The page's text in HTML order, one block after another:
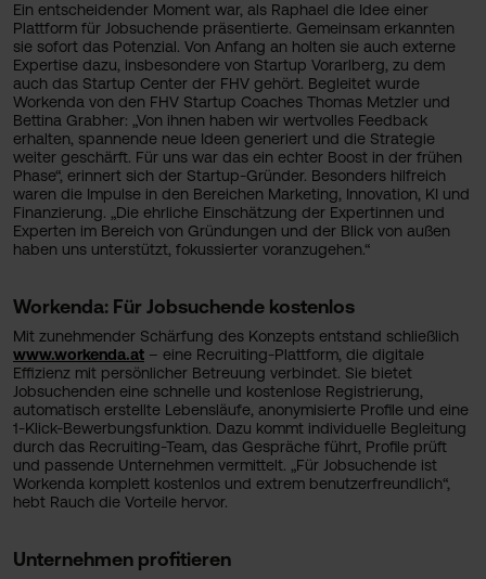
Ein entscheidender Moment war, als Raphael die Idee einer
Plattform für Jobsuchende präsentierte. Gemeinsam erkannten
sie sofort das Potenzial. Von Anfang an holten sie auch externe
Expertise dazu, insbesondere von Startup Vorarlberg, zu dem
auch das Startup Center der FHV gehört. Begleitet wurde
Workenda von den FHV Startup Coaches Thomas Metzler und
Bettina Grabher: „Von ihnen haben wir wertvolles Feedback
erhalten, spannende neue Ideen generiert und die Strategie
weiter geschärft. Für uns war das ein echter Boost in der frühen
Phase“, erinnert sich der Startup-Gründer. Besonders hilfreich
waren die Impulse in den Bereichen Marketing, Innovation, KI und
Finanzierung. „Die ehrliche Einschätzung der Expertinnen und
Experten im Bereich von Gründungen und der Blick von außen
haben uns unterstützt, fokussierter voranzugehen.“
Workenda: Für Jobsuchende kostenlos
Mit zunehmender Schärfung des Konzepts entstand schließlich
www.workenda.at – eine Recruiting-Plattform, die digitale
Effizienz mit persönlicher Betreuung verbindet. Sie bietet
Jobsuchenden eine schnelle und kostenlose Registrierung,
automatisch erstellte Lebensläufe, anonymisierte Profile und eine
1-Klick-Bewerbungsfunktion. Dazu kommt individuelle Begleitung
durch das Recruiting-Team, das Gespräche führt, Profile prüft
und passende Unternehmen vermittelt. „Für Jobsuchende ist
Workenda komplett kostenlos und extrem benutzerfreundlich“,
hebt Rauch die Vorteile hervor.
Unternehmen profitieren